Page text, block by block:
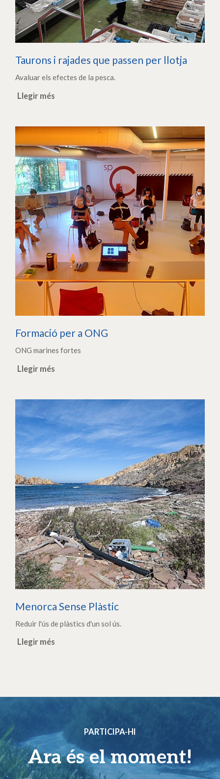
Taurons i rajades que passen per llotja
Avaluar els efectes de la pesca.
Llegir més
Formació per a ONG
ONG marines fortes
Llegir més
Menorca Sense Plàstic
Reduir l'ús de plàstics d'un sol ús.
Llegir més
PARTICIPA-HI
Ara és el moment!